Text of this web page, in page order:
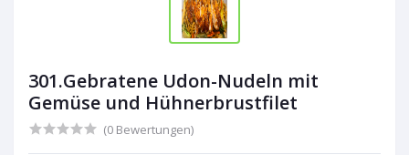
301.Gebratene Udon-Nudeln mit
Gemüse und Hühnerbrustfilet
(0 Bewertungen)